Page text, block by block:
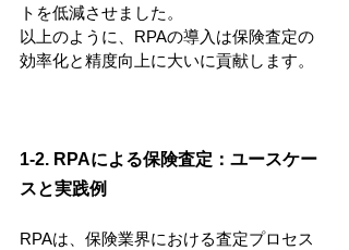
トを低減させました。
以上のように、RPAの導入は保険査定の
効率化と精度向上に大いに貢献します。
1-2. RPAによる保険査定：ユースケー
スと実践例
RPAは、保険業界における査定プロセス